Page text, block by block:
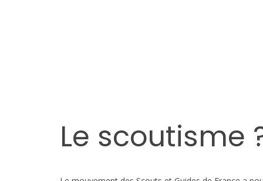
Le scoutisme